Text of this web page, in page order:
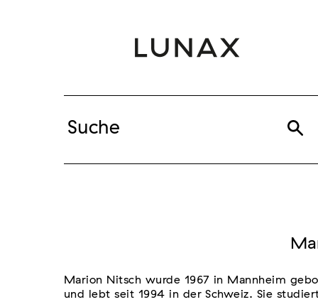
Marion Nitsch wurde 1967 in Mannheim
und lebt seit 1994 in der Schweiz. Sie